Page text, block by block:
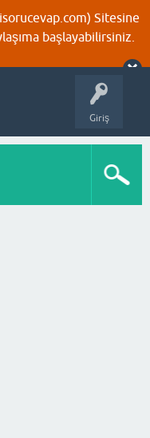
Sitesine
başlayabilirsiniz.
Giriş